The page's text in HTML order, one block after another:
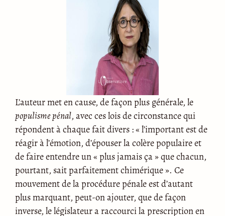
L’auteur met en cause, de façon plus générale, le
populisme pénal, avec ces lois de circonstance qui
répondent à chaque fait divers : « l’important est de
réagir à l’émotion, d’épouser la colère populaire et
de faire entendre un « plus jamais ça » que chacun,
pourtant, sait parfaitement chimérique ». Ce
mouvement de la procédure pénale est d’autant
plus marquant, peut-on ajouter, que de façon
inverse, le législateur a raccourci la prescription en